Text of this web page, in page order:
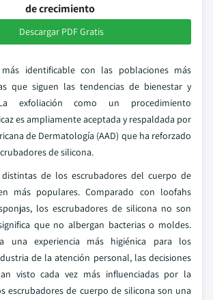
de crecimiento
Descargar PDF Gratis
identificable con las poblaciones más
que siguen las tendencias de bienestar y
exfoliación como un procedimiento
es ampliamente aceptada y respaldada por
de Dermatología (AAD) que ha reforzado
de silicona.
distintas de los escrubadores del cuerpo de
más populares. Comparado con loofahs
los escrubadores de silicona no son
que no albergan bacterias o moldes.
una experiencia más higiénica para los
de la atención personal, las decisiones
visto cada vez más influenciadas por la
escrubadores de cuerpo de silicona son una